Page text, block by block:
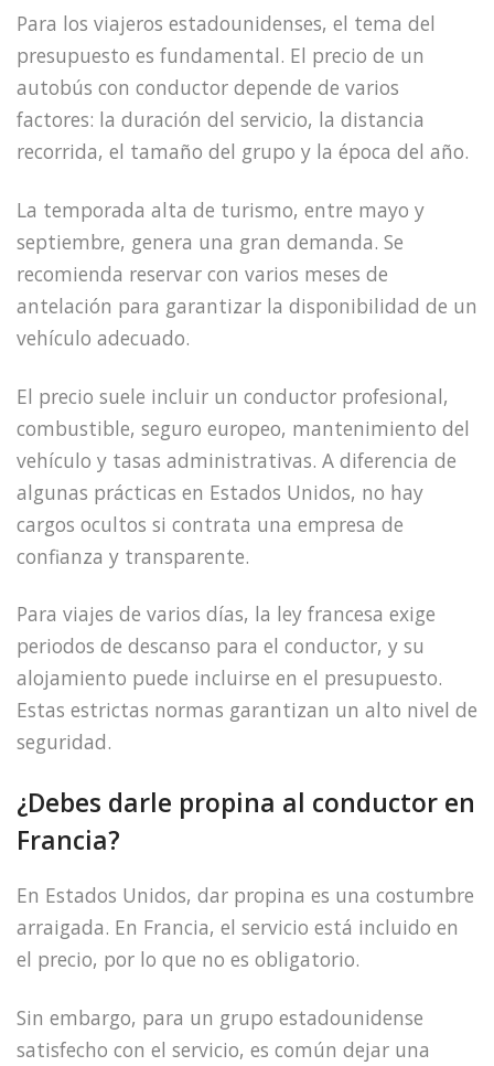
Para los viajeros estadounidenses, el tema del
presupuesto es fundamental. El precio de un
autobús con conductor depende de varios
factores: la duración del servicio, la distancia
recorrida, el tamaño del grupo y la época del año.
La temporada alta de turismo, entre mayo y
septiembre, genera una gran demanda. Se
recomienda reservar con varios meses de
antelación para garantizar la disponibilidad de un
vehículo adecuado.
El precio suele incluir un conductor profesional,
combustible, seguro europeo, mantenimiento del
vehículo y tasas administrativas. A diferencia de
algunas prácticas en Estados Unidos, no hay
cargos ocultos si contrata una empresa de
confianza y transparente.
Para viajes de varios días, la ley francesa exige
periodos de descanso para el conductor, y su
alojamiento puede incluirse en el presupuesto.
Estas estrictas normas garantizan un alto nivel de
seguridad.
¿Debes darle propina al conductor en
Francia?
En Estados Unidos, dar propina es una costumbre
arraigada. En Francia, el servicio está incluido en
el precio, por lo que no es obligatorio.
Sin embargo, para un grupo estadounidense
satisfecho con el servicio, es común dejar una